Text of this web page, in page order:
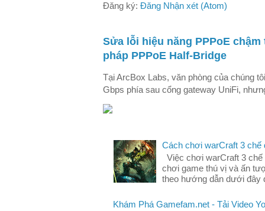
Đăng ký: Đăng Nhận xét (Atom)
Sửa lỗi hiệu năng PPPoE
pháp PPPoE Half-Bridge
Tại ArcBox Labs, văn phòng của chúng
Gbps phía sau cổng gateway UniFi,
Cách chơi warCraft 3 chế
Việc chơi warCraft 3
chơi game thú vị và ấn
theo hướng dẫn dưới đây
Khám Phá Gamefam.net - Tải Video